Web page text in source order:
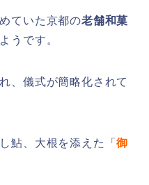
ていた京都の老舗和菓
うです。
、儀式が簡略化されて
鮎、大根を添えた「御